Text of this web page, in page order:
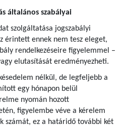
általános szabályai
szolgáltatása jogszabályi
érintett ennek nem tesz eleget,
rendelkezéseire figyelemmel –
elutasítását eredményezheti.
nélkül, de legfeljebb a
egy hónapon belül
nyomán hozott
figyelembe véve a kérelem
számát, ez a határidő további két